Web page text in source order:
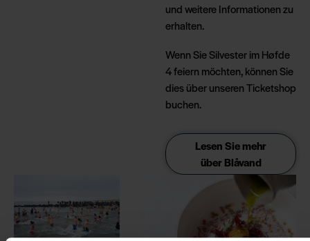
und weitere Informationen zu
erhalten.
Wenn Sie Silvester im Høfde
4 feiern möchten, können Sie
dies über unseren Ticketshop
buchen.
Lesen Sie mehr
über Blåvand